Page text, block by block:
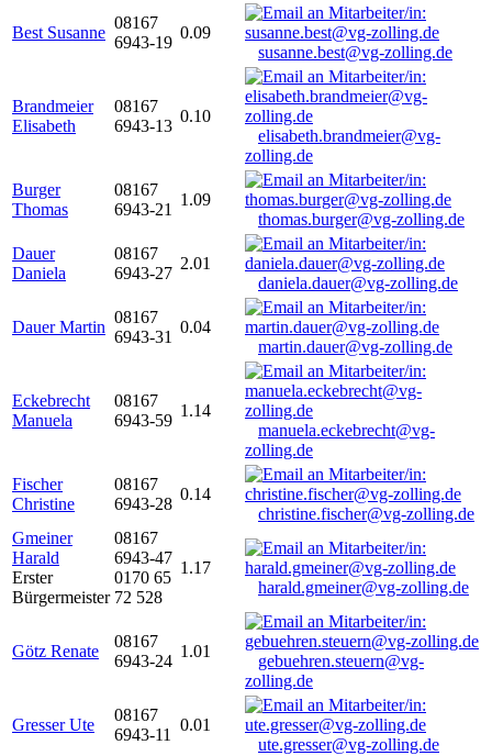
Best Susanne
08167
6943-19
0.09
susanne.best@vg-zolling.de
Brandmeier
Elisabeth
08167
6943-13
0.10
elisabeth.brandmeier@vg-
zolling.de
Burger
Thomas
08167
6943-21
1.09
thomas.burger@vg-zolling.de
Dauer
Daniela
08167
6943-27
2.01
daniela.dauer@vg-zolling.de
Dauer Martin
08167
6943-31
0.04
martin.dauer@vg-zolling.de
Eckebrecht
Manuela
08167
6943-59
1.14
manuela.eckebrecht@vg-
zolling.de
Fischer
Christine
08167
6943-28
0.14
christine.fischer@vg-zolling.de
Gmeiner
Harald
Erster
Bürgermeister
08167
6943-47
0170 65
72 528
1.17
harald.gmeiner@vg-zolling.de
Götz Renate
08167
6943-24
1.01
gebuehren.steuern@vg-
zolling.de
Gresser Ute
08167
6943-11
0.01
ute.gresser@vg-zolling.de